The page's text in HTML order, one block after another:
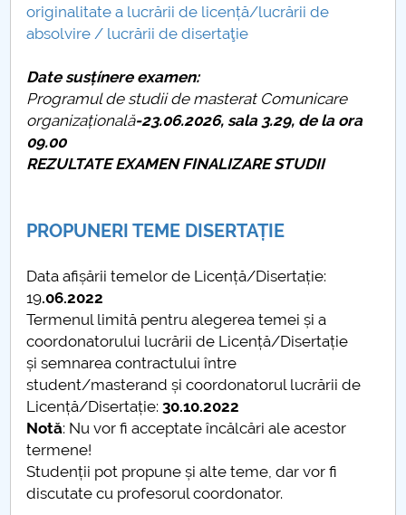
Relații Internaționale
Proiect PRIM STUD
Proiect SU-ETIC
UNIVERSITATE pentru comunitate
IOSUD/CSUD-Doctorate
Comisie de etica unversitară
Evenimente CUP
Accesibilitate pentru studenții cu dizabilități
Raportul Conducerii Centrului Universitar Pitești
privind implementarea Planului Operațional 2020-
2024
originalitate a lucrării de licență/lucrării de
absolvire / lucrării de disertaţie
Date susțínere examen:
Programul de studii de masterat Comunicare
organizațională-23.06.2026, sala 3.29, de la ora
09.00
REZULTATE EXAMEN FINALIZARE STUDII
PROPUNERI TEME DISERTAȚIE
Data afișării temelor de Licență/Disertație:
19.06.2022
Termenul limită pentru alegerea temei și a
coordonatorului lucrării de Licență/Disertație
și semnarea contractului între
student/masterand și coordonatorul lucrării de
Licență/Disertație:30.10.2022
Notă: Nu vor fi acceptate încălcări ale acestor
termene!
Studenții pot propune și alte teme, dar vor fi
discutate cu profesorul coordonator.